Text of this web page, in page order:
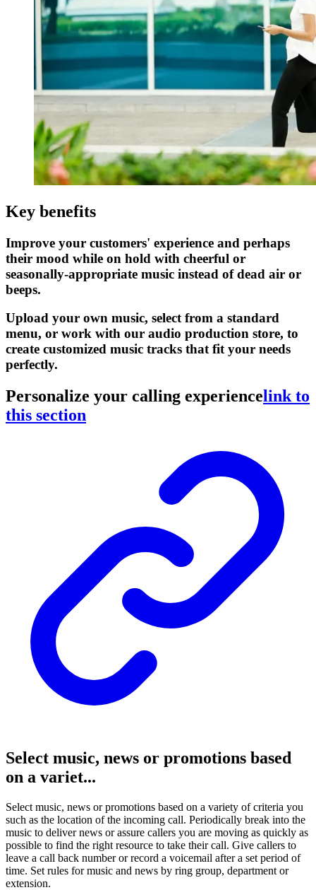
Key benefits
Improve your customers' experience and perhaps
their mood while on hold with cheerful or
seasonally-appropriate music instead of dead air or
beeps.
Upload your own music, select from a standard
menu, or work with our audio production store, to
create customized music tracks that fit your needs
perfectly.
Personalize your calling experiencelink to
this section
Select music, news or promotions based
on a variet...
Select music, news or promotions based on a variety of criteria you
such as the location of the incoming call. Periodically break into the
music to deliver news or assure callers you are moving as quickly as
possible to find the right resource to take their call. Give callers to
leave a call back number or record a voicemail after a set period of
time. Set rules for music and news by ring group, department or
extension.